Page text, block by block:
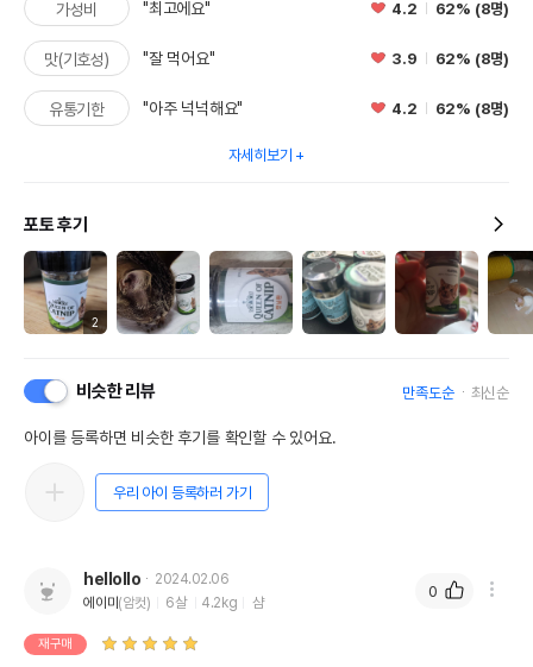
가성비 "최고에요" 4.2 62% (8명)
맛(기호성) "잘 먹어요" 3.9 62% (8명)
유통기한 "아주 넉넉해요" 4.2 62% (8명)
자세히보기
포토 후기
2
비슷한 리뷰 만족도순 최신순
아이를 등록하면 비슷한 후기를 확인할 수 있어요.
우리 아이 등록하러 가기
hellollo
2024.02.06
에이미 (암컷) 6살 4.2kg 샴
재구매
0